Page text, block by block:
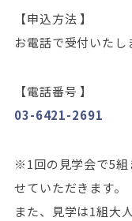
【申込方法 】
お電話で受付いたし
【電話番号 】
03-6421-2691
※1回の見学会で5組
せていただきます。
また、見学は1組大